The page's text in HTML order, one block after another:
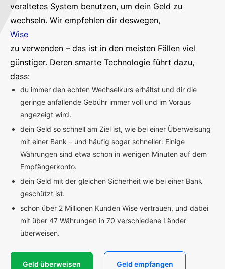
veraltetes System benutzen, um dein Geld zu
wechseln. Wir empfehlen dir deswegen,
Wise
zu verwenden – das ist in den meisten Fällen viel
günstiger. Deren smarte Technologie führt dazu,
dass:
du immer den echten Wechselkurs erhältst und dir die
geringe anfallende Gebühr immer voll und im Voraus
angezeigt wird.
dein Geld so schnell am Ziel ist, wie bei einer Überweisung
mit einer Bank – und häufig sogar schneller: Einige
Währungen sind etwa schon in wenigen Minuten auf dem
Empfängerkonto.
dein Geld mit der gleichen Sicherheit wie bei einer Bank
geschützt ist.
schon über 2 Millionen Kunden Wise vertrauen, und dabei
mit über 47 Währungen in 70 verschiedene Länder
überweisen.
Geld überweisen Geld empfangen